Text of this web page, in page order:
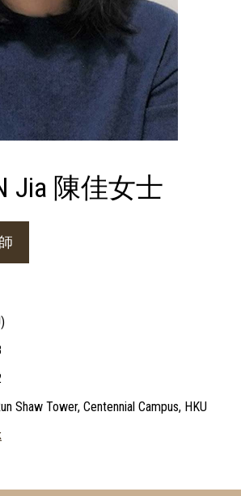
Jia 陳佳女士
Shaw Tower, Centennial Campus, HKU